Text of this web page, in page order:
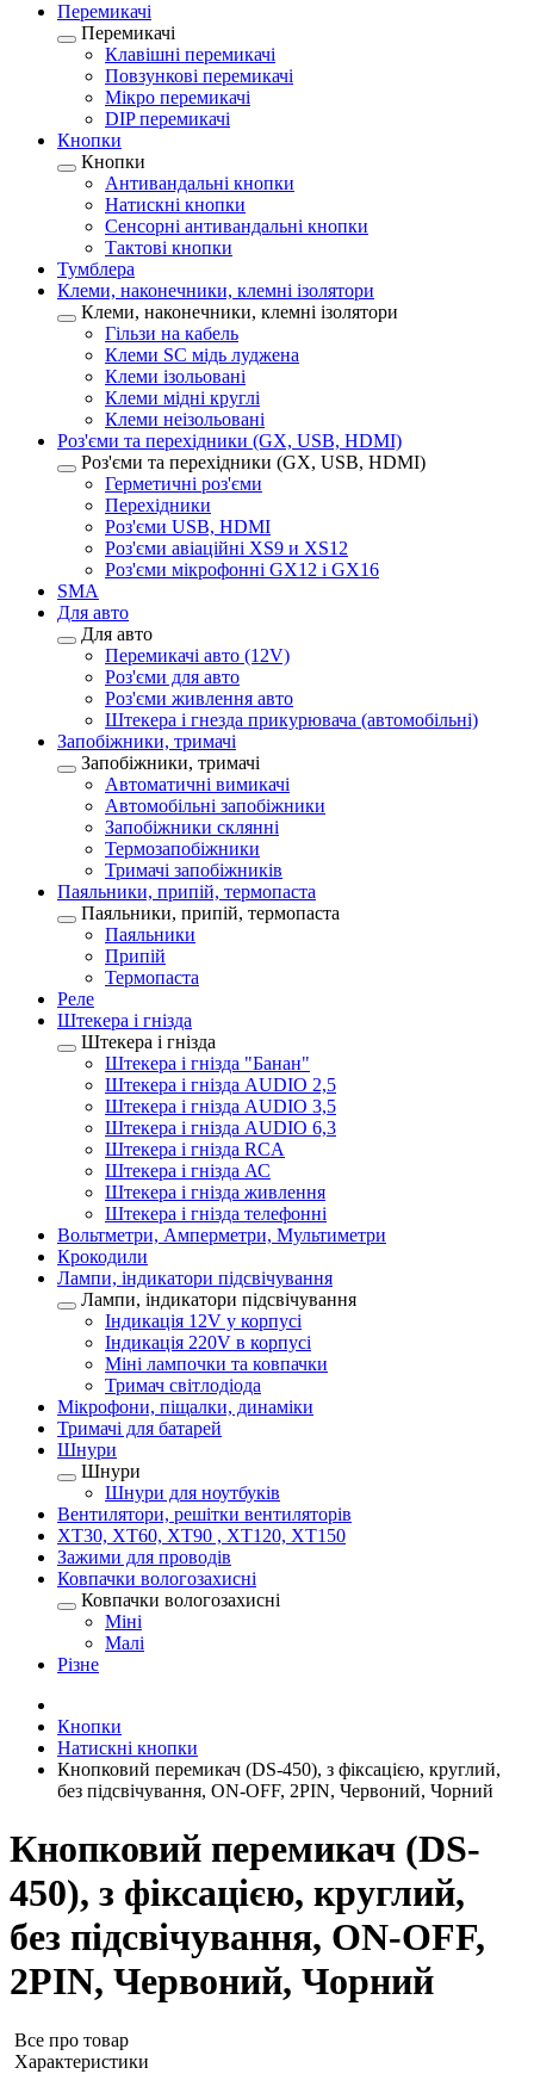
Перемикачі
Перемикачі
Клавішні перемикачі
Повзункові перемикачі
Мікро перемикачі
DIP перемикачі
Кнопки
Кнопки
Антивандальні кнопки
Натискні кнопки
Сенсорні антивандальні кнопки
Тактові кнопки
Тумблера
Клеми, наконечники, клемні ізолятори
Клеми, наконечники, клемні ізолятори
Гільзи на кабель
Клеми SC мідь луджена
Клеми ізольовані
Клеми мідні круглі
Клеми неізольовані
Роз'єми та перехідники (GX, USB, HDMI)
Роз'єми та перехідники (GX, USB, HDMI)
Герметичні роз'єми
Перехідники
Роз'єми USB, HDMI
Роз'єми авіаційні XS9 и XS12
Роз'єми мікрофонні GX12 і GX16
SMA
Для авто
Для авто
Перемикачі авто (12V)
Роз'єми для авто
Роз'єми живлення авто
Штекера і гнезда прикурювача (автомобільні)
Запобіжники, тримачі
Запобіжники, тримачі
Автоматичні вимикачі
Автомобільні запобіжники
Запобіжники склянні
Термозапобіжники
Тримачі запобіжників
Паяльники, припій, термопаста
Паяльники, припій, термопаста
Паяльники
Припій
Термопаста
Реле
Штекера і гнізда
Штекера і гнізда
Штекера і гнізда "Банан"
Штекера і гнізда AUDIO 2,5
Штекера і гнізда AUDIO 3,5
Штекера і гнізда AUDIO 6,3
Штекера і гнізда RCA
Штекера і гнізда АС
Штекера і гнізда живлення
Штекера і гнізда телефонні
Вольтметри, Амперметри, Мультиметри
Крокодили
Лампи, індикатори підсвічування
Лампи, індикатори підсвічування
Індикація 12V у корпусі
Індикація 220V в корпусі
Міні лампочки та ковпачки
Тримач світлодіода
Мікрофони, піщалки, динаміки
Тримачі для батарей
Шнури
Шнури
Шнури для ноутбуків
Вентилятори, решітки вентиляторів
XT30, XT60, XT90 , XT120, XT150
Зажими для проводів
Ковпачки вологозахисні
Ковпачки вологозахисні
Міні
Малі
Різне
Кнопки
Натискні кнопки
Кнопковий перемикач (DS-450), з фіксацією, круглий,
без підсвічування, ON-OFF, 2PIN, Червоний, Чорний
Кнопковий перемикач (DS-
450), з фіксацією, круглий,
без підсвічування, ON-OFF,
2PIN, Червоний, Чорний
Все про товар
Характеристики